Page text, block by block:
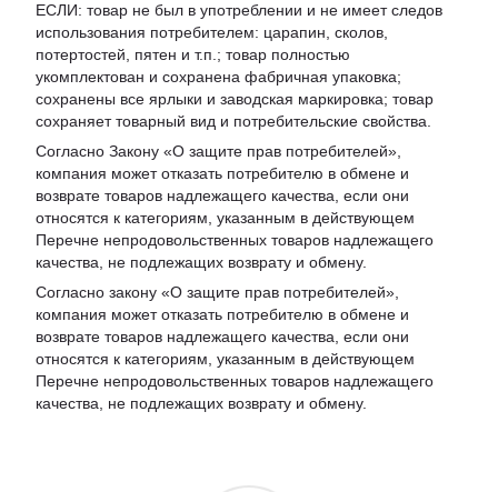
ЕСЛИ: товар не был в употреблении и не имеет следов
использования потребителем: царапин, сколов,
потертостей, пятен и т.п.; товар полностью
укомплектован и сохранена фабричная упаковка;
сохранены все ярлыки и заводская маркировка; товар
сохраняет товарный вид и потребительские свойства.
Согласно Закону «О защите прав потребителей»,
компания может отказать потребителю в обмене и
возврате товаров надлежащего качества, если они
относятся к категориям, указанным в действующем
Перечне непродовольственных товаров надлежащего
качества, не подлежащих возврату и обмену.
Согласно закону «О защите прав потребителей»,
компания может отказать потребителю в обмене и
возврате товаров надлежащего качества, если они
относятся к категориям, указанным в действующем
Перечне непродовольственных товаров надлежащего
качества, не подлежащих возврату и обмену.